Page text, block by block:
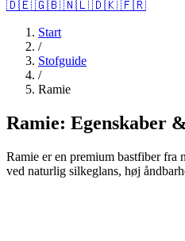
🇩🇪 🇬🇧 🇳🇱 🇩🇰 🇫🇷
Start
/
Stofguide
/
Ramie
Ramie: Egenskaber
Ramie er en premium bastfiber fra
ved naturlig silkeglans, høj